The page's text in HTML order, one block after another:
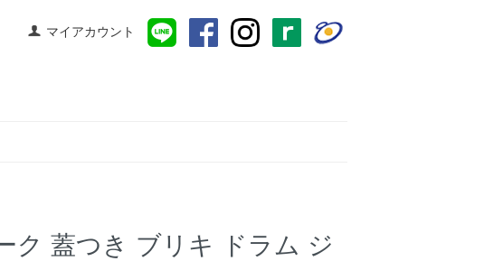
マイアカウント
ク 蓋つき ブリキ ドラム ジ